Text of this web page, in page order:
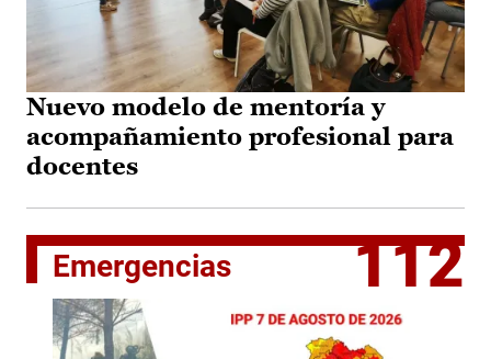
Nuevo modelo de mentoría y
acompañamiento profesional para
docentes
Emergencias 112